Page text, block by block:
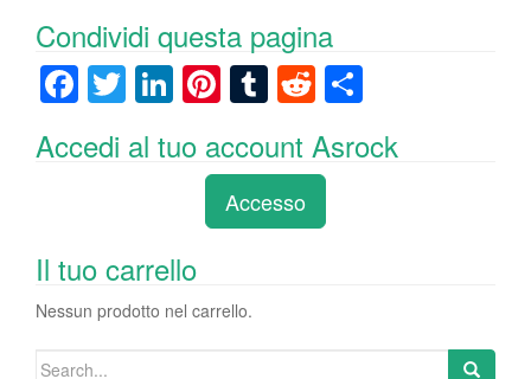
Condividi questa pagina
F
c
o
o
k
T
wi
tt
Li
k
n
Pi
er
e
st
T
m
bl
r
R
e
d
di
t
n
Accedi al tuo account Asrock
Accesso
Il tuo carrello
Nessun prodotto nel carrello.
Search